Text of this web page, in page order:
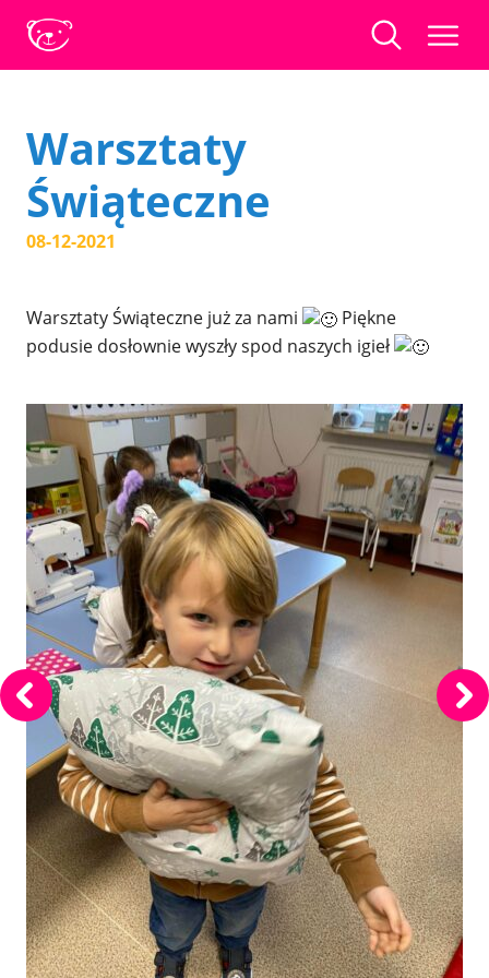
Warsztaty
Świąteczne
08-12-2021
Warsztaty Świąteczne już za nami
Piękne
podusie dosłownie wyszły spod naszych igieł